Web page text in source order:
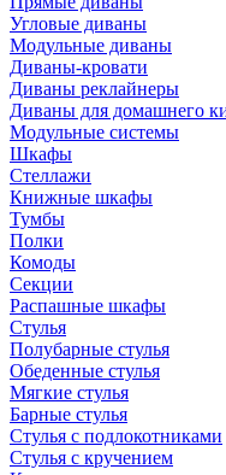
Угловые диваны
Модульные диваны
Диваны-кровати
Диваны реклайнеры
Диваны для домашнего
Модульные системы
Шкафы
Стеллажи
Книжные шкафы
Тумбы
Полки
Комоды
Секции
Распашные шкафы
Стулья
Полубарные стулья
Обеденные стулья
Мягкие стулья
Барные стулья
Стулья с подлокотниками
Стулья с кручением